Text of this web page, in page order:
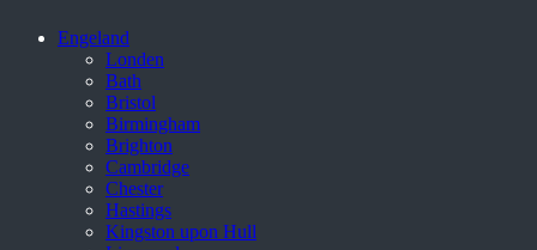
Engeland
Londen
Bath
Bristol
Birmingham
Brighton
Cambridge
Chester
Hastings
Kingston upon Hull